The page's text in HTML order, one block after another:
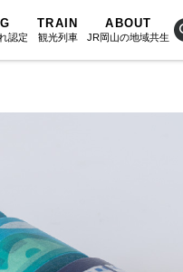
認定
未来へつなぐ人
せとうちの海を育む山々
TRAIN
観光列車
地酒列車
ABOUT
JR岡山の地域共生